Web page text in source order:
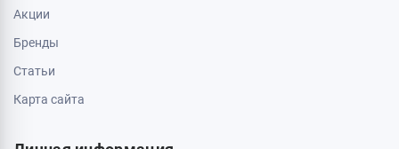
Акции
Бренды
Статьи
Карта сайта